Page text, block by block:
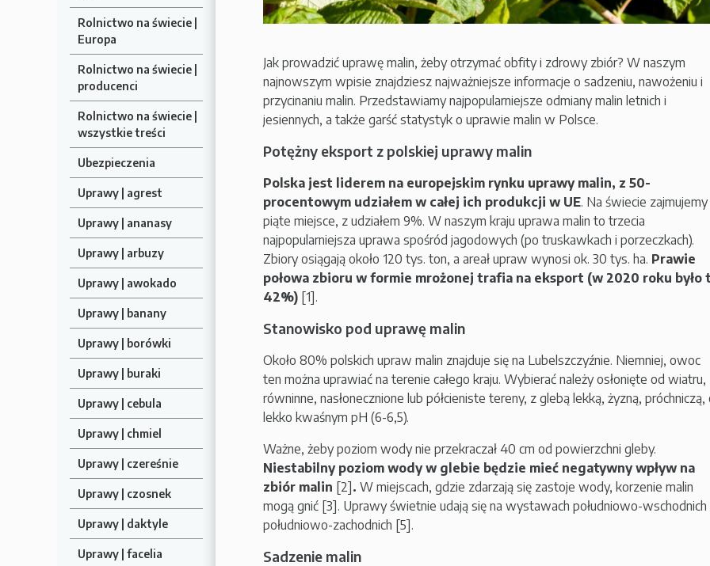
Rolnictwo na świecie |
Europa
Rolnictwo na świecie |
producenci
Rolnictwo na świecie |
wszystkie treści
Ubezpieczenia
Uprawy | agrest
Uprawy | ananasy
Uprawy | arbuzy
Uprawy | awokado
Uprawy | banany
Uprawy | borówki
Uprawy | buraki
Uprawy | cebula
Uprawy | chmiel
Uprawy | czereśnie
Uprawy | czosnek
Uprawy | daktyle
Uprawy | facelia
Jak prowadzić uprawę malin, żeby otrzymać obfity i zdrowy zbiór? W naszym
najnowszym wpisie znajdziesz najważniejsze informacje o sadzeniu, nawożeniu i
przycinaniu malin. Przedstawiamy najpopularniejsze odmiany malin letnich i
jesiennych, a także garść statystyk o uprawie malin w Polsce.
Potężny eksport z polskiej uprawy malin
Polska jest liderem na europejskim rynku uprawy malin, z 50-
procentowym udziałem w całej ich produkcji w UE. Na świecie zajmujemy
piąte miejsce, z udziałem 9%. W naszym kraju uprawa malin to trzecia
najpopularniejsza uprawa spośród jagodowych (po truskawkach i porzeczkach).
Zbiory osiągają około 120 tys. ton, a areał upraw wynosi ok. 30 tys. ha. Prawie
połowa zbioru w formie mrożonej trafia na eksport (w 2020 roku było
42%) [1].
Stanowisko pod uprawę malin
Około 80% polskich upraw malin znajduje się na Lubelszczyźnie. Niemniej, owoc
ten można uprawiać na terenie całego kraju. Wybierać należy osłonięte od wiatru,
równinne, nasłonecznione lub półcieniste tereny, z glebą lekką, żyzną, próchniczą,
lekko kwaśnym pH (6-6,5).
Ważne, żeby poziom wody nie przekraczał 40 cm od powierzchni gleby.
Niestabilny poziom wody w glebie będzie mieć negatywny wpływ na
zbiór malin [2]. W miejscach, gdzie zdarzają się zastoje wody, korzenie malin
mogą gnić [3]. Uprawy świetnie udają się na wystawach południowo-wschodnich
południowo-zachodnich [5].
Sadzenie malin